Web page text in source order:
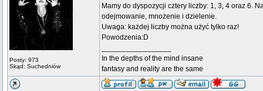
Posty: 973
Skąd: Suchedniów
Mamy do dyspozycji cztery liczby: 1, 3, 4 oraz 6.
odejmowanie, mnożenie i dzielenie.
Uwaga: każdej liczby można użyć tylko raz!
Powodzenia:D
In the depths of the mind insane
fantasy and reality are the same